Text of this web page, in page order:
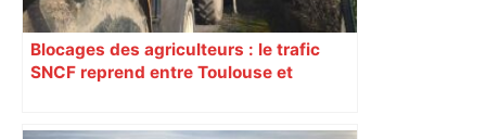
Blocages des agriculteurs : le trafic
SNCF reprend entre Toulouse et